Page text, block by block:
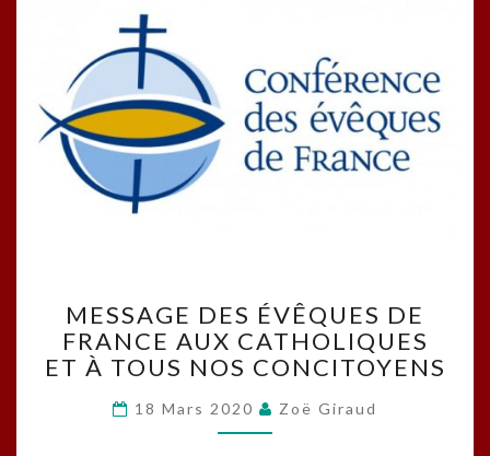
DES
ÉVÊQUES
DE
AUX
CATHOLIQUES
MESSAGE DES ÉVÊQUES DE
FRANCE AUX CATHOLIQUES
ET À TOUS NOS CONCITOYENS
18 Mars 2020 Zoë Giraud